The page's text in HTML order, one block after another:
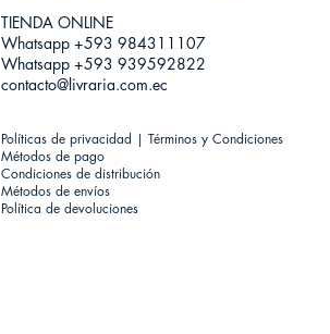
TIENDA ONLINE​
Whatsapp +593 984311107
Whatsapp +593 939592822
contacto@livraria.com.ec
Políticas de privacidad | Términos y Condiciones
Métodos de pago
Condiciones de distribución
Métodos de envíos
Política de devoluciones